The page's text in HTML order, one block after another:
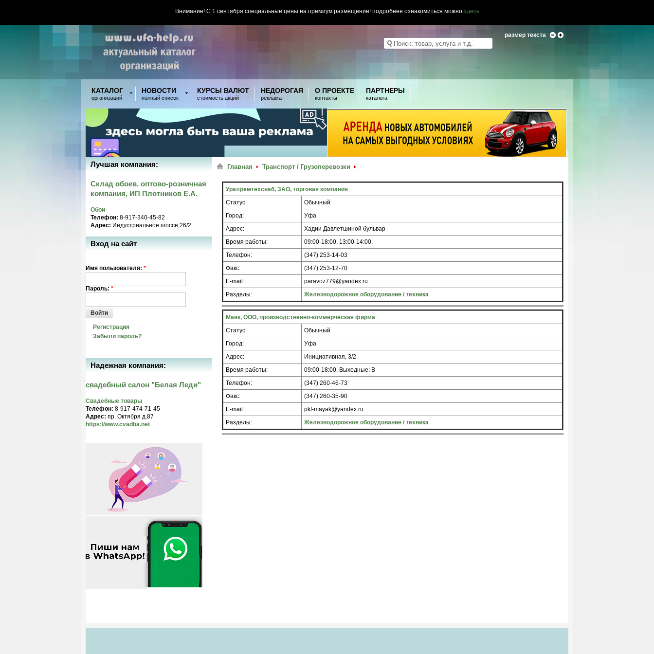
Внимание! С 1 сентября специальные цены на премиум размещение! подробнее ознакомиться можно здесь
размер текста
КАТАЛОГ
организаций
НОВОСТИ
полный список
КУРСЫ ВАЛЮТ
стоимость акций
НЕДОРОГАЯ
реклама
О ПРОЕКТЕ
контакты
ПАРТНЕРЫ
каталога
Главная Транспорт / Грузоперевозки
Уралремтехснаб, ЗАО, торговая компания
Статус:
Обычный
Город:
Уфа
Адрес:
Хадии Давлетшиной бульвар
Время работы:
09:00-18:00, 13:00-14:00,
Телефон:
(347) 253-14-03
Факс:
(347) 253-12-70
E-mail:
paravoz779@yandex.ru
Разделы:
Железнодорожное оборудование / техника
Маяк, ООО, производственно-коммерческая фирма
Статус:
Обычный
Город:
Уфа
Адрес:
Инициативная, 3/2
Время работы:
09:00-18:00, Выходные: В
Телефон:
(347) 260-46-73
Факс:
(347) 260-35-90
E-mail:
pkf-mayak@yandex.ru
Разделы:
Железнодорожное оборудование / техника
Лучшая компания:
Склад обоев, оптово-розничная
компания, ИП Плотников Е.А.
Обои
Телефон: 8-917-340-45-82
Адрес: Индустриальное шоссе,26/2
Вход на сайт
Имя пользователя: *
Пароль: *
Войти
Регистрация
Забыли пароль?
Надежная компания:
свадебный салон "Белая Леди"
Свадебные товары
Телефон: 8-917-474-71-45
Адрес: пр. Октября д.87
https://www.cvadba.net